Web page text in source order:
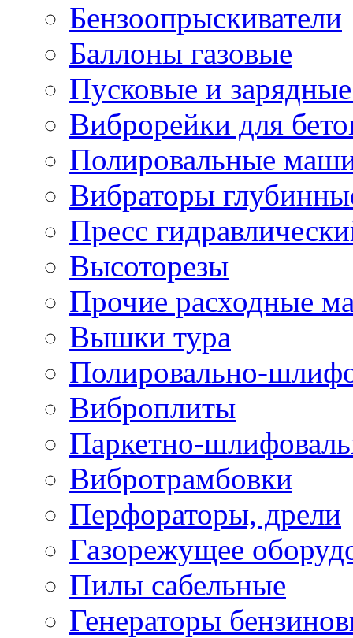
Бензоопрыскиватели
Баллоны газовые
Пусковые и
Виброрейки для
Полировальные
Вибраторы
Пресс
Высоторезы
Прочие расходные
Вышки тура
Полировально-
Виброплиты
Паркетно-
Вибротрамбовки
Перфораторы, дрели
Газорежущее
Пилы сабельные
Генераторы